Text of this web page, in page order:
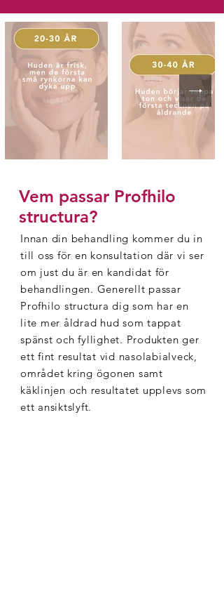
Vem passar Profhilo
structura?
Innan din behandling kommer du in
till oss för en konsultation där vi ser
om just du är en kandidat för
behandlingen. Generellt passar
Profhilo structura dig som har en
lite mer åldrad hud som tappat
spänst och fyllighet. Produkten ger
ett fint resultat vid nasolabialveck,
området kring ögonen samt
käklinjen och resultatet upplevs som
ett ansiktslyft.